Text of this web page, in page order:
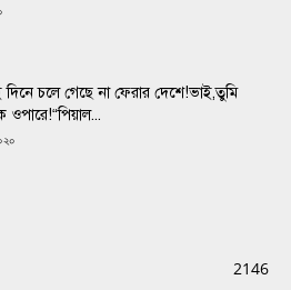
চলে গেছে না ফেরার দেশে!ভাই,তুমি
2146